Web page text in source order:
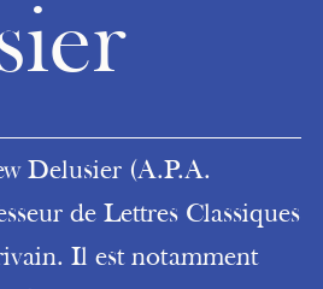
Delusier (A.P.A.
de Lettres Classiques
Il est notamment